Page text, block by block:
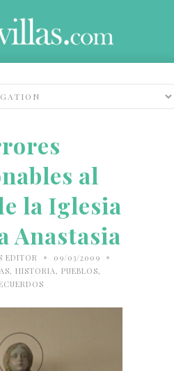
al
la Iglesia
Anastasia
EDITOR • 09/03/2009 •
, HISTORIA , PUEBLOS,